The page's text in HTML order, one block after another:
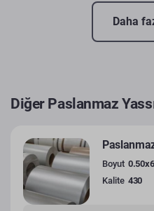
Daha
Diğer Paslanmaz
Boyut
Kalite 430